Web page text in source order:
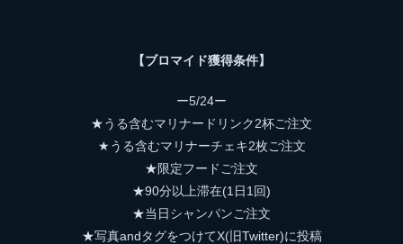
【ブロマイド獲得条件】
ー5/24ー
★うる含むマリナードリンク2杯ご注文
★うる含むマリナーチェキ2枚ご注文
★限定フードご注文
★90分以上滞在(1日1回)
★当日シャンパンご注文
★写真andタグをつけてX(旧Twitter)に投稿